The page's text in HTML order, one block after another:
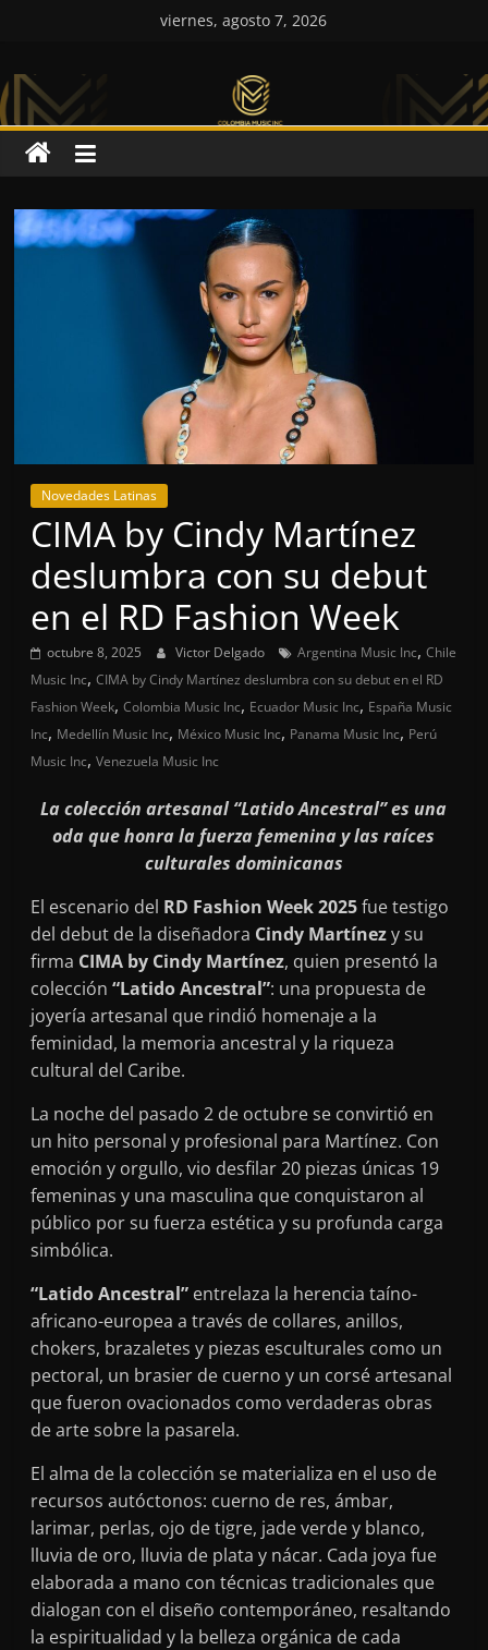
viernes, agosto 7, 2026
Colombia
Music
Inc
Colombia
Novedades Latinas
CIMA by Cindy Martínez
deslumbra con su debut
en el RD Fashion Week
octubre 8, 2025 Victor Delgado Argentina Music Inc,Chile
Music Inc,CIMA by Cindy Martínez deslumbra con su debut en el RD
Fashion Week,Colombia Music Inc, Ecuador Music Inc, España Music
Inc, Medellín Music Inc, México Music Inc, Panama Music Inc, Perú
Music Inc,Venezuela Music Inc
La colección artesanal “Latido Ancestral” es una
oda que honra la fuerza femenina y las raíces
culturales dominicanas
El escenario del RD Fashion Week 2025fue testigo
del debut de la diseñadora Cindy Martínezy su
firma CIMA by Cindy Martínez, quien presentó la
colección“Latido Ancestral”: una propuesta de
joyería artesanal que rindió homenaje a la
feminidad, la memoria ancestral y la riqueza
cultural del Caribe.
La noche del pasado 2 de octubre se convirtió en
un hito personal y profesional para Martínez. Con
emoción y orgullo, vio desfilar 20 piezas únicas 19
femeninas y una masculina que conquistaron al
público por su fuerza estética y su profunda carga
simbólica.
“Latido Ancestral” entrelaza la herencia taíno-
africano-europea a través de collares, anillos,
chokers, brazaletes y piezas esculturales como un
pectoral, un brasier de cuerno y un corsé artesanal
que fueron ovacionados como verdaderas obras
de arte sobre la pasarela.
El alma de la colección se materializa en el uso de
recursos autóctonos: cuerno de res, ámbar,
larimar, perlas, ojo de tigre, jade verde y blanco,
lluvia de oro, lluvia de plata y nácar. Cada joya fue
elaborada a mano con técnicas tradicionales que
dialogan con el diseño contemporáneo, resaltando
la espiritualidad y la belleza orgánica de cada